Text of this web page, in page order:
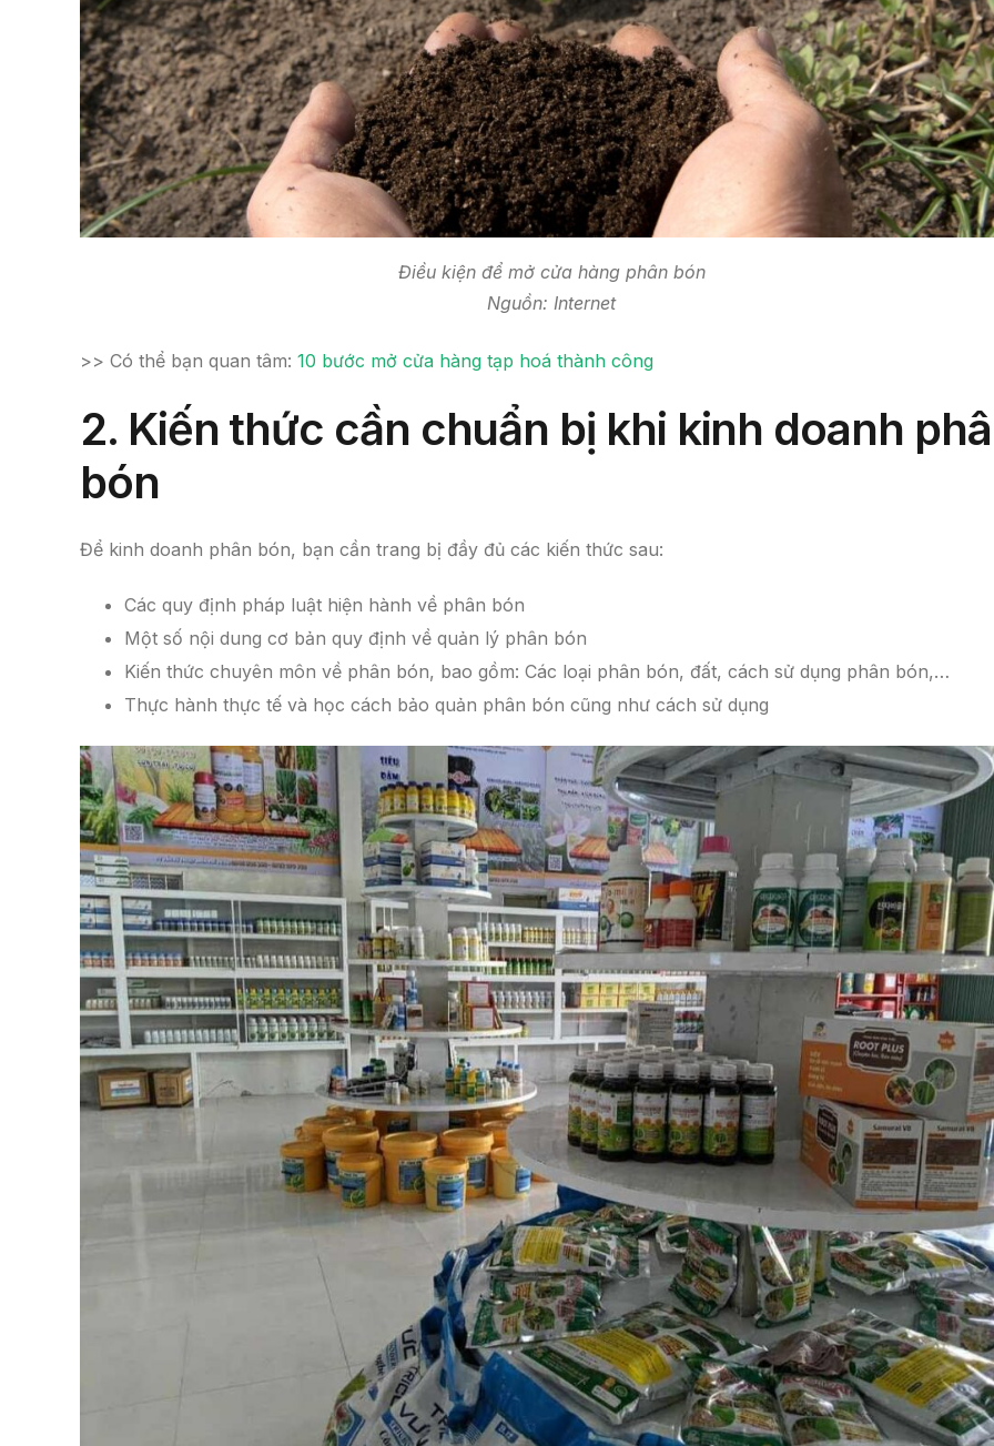
Điều kiện để mở cửa hàng phân bón
Nguồn: Internet
>> Có thể bạn quan tâm: 10 bước mở cửa hàng tạp hoá thành công
2. Kiến thức cần chuẩn bị khi kinh doanh
bón
Để kinh doanh phân bón, bạn cần trang bị đầy đủ các kiến thức sau:
Các quy định pháp luật hiện hành về phân bón
Một số nội dung cơ bản quy định về quản lý phân bón
Kiến thức chuyên môn về phân bón, bao gồm: Các loại phân bón, đất, cách sử dụng phân bón,…
Thực hành thực tế và học cách bảo quản phân bón cũng như cách sử dụng